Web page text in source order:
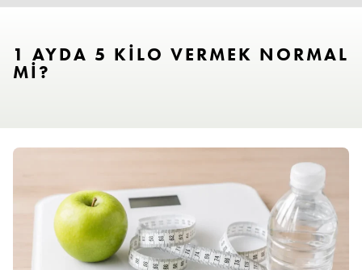
1 AYDA 5 KILO VERMEK NORMAL
MI?